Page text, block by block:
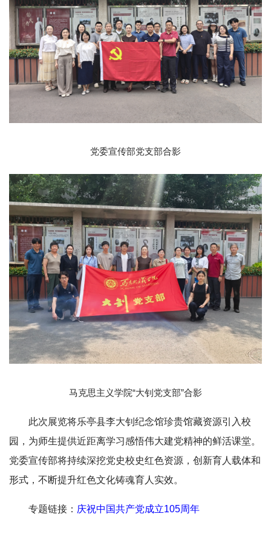
党委宣传部党支部合影
马克思主义学院“大钊党支部”合影
此次展览将乐亭县李大钊纪念馆珍贵馆藏资源引入校
园，为师生提供近距离学习感悟伟大建党精神的鲜活课堂。
党委宣传部将持续深挖党史校史红色资源，创新育人载体和
形式，不断提升红色文化铸魂育人实效。
专题链接： 庆祝中国共产党成立105周年